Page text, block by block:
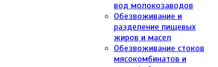
вод молокозаводов
Обезвоживание и
разделение пищевых
жиров и масел
Обезвоживание стоков
мясокомбинатов и